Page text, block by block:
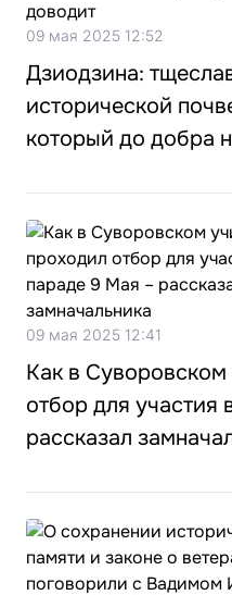
09 мая 2025 12:52
Дзиодзина:
исторической
который до добра
09 мая 2025 12:41
Как в
отбор для участия
рассказал